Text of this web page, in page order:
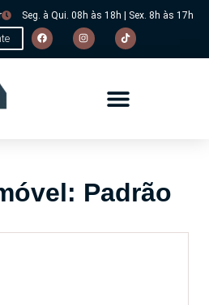
Seg. à Qui. 08h às 18h | Sex. 8h às 17h
Padrão